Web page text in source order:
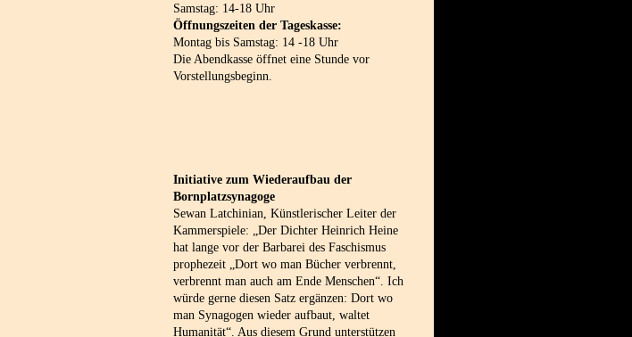
Samstag: 14-18 Uhr
Öffnungszeiten der Tageskasse:
Montag bis Samstag: 14 -18 Uhr
Die Abendkasse öffnet eine Stunde vor
Vorstellungsbeginn.
Initiative zum Wiederaufbau der
Bornplatzsynagoge
Sewan Latchinian, Künstlerischer Leiter der
Kammerspiele: „Der Dichter Heinrich Heine
hat lange vor der Barbarei des Faschismus
prophezeit „Dort wo man Bücher verbrennt,
verbrennt man auch am Ende Menschen“. Ich
würde gerne diesen Satz ergänzen: Dort wo
man Synagogen wieder aufbaut, waltet
Humanität“. Aus diesem Grund unterstützen